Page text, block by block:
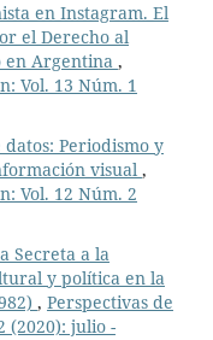
en Instagram. El
el Derecho al
en Argentina ,
Vol. 13 Núm. 1
Periodismo y
visual ,
Vol. 12 Núm. 2
Secreta a la
y política en la
, Perspectivas de
(2020): julio -